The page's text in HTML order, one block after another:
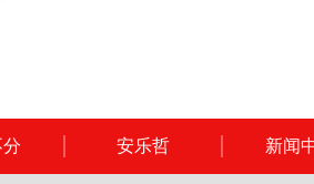
安乐哲 新闻